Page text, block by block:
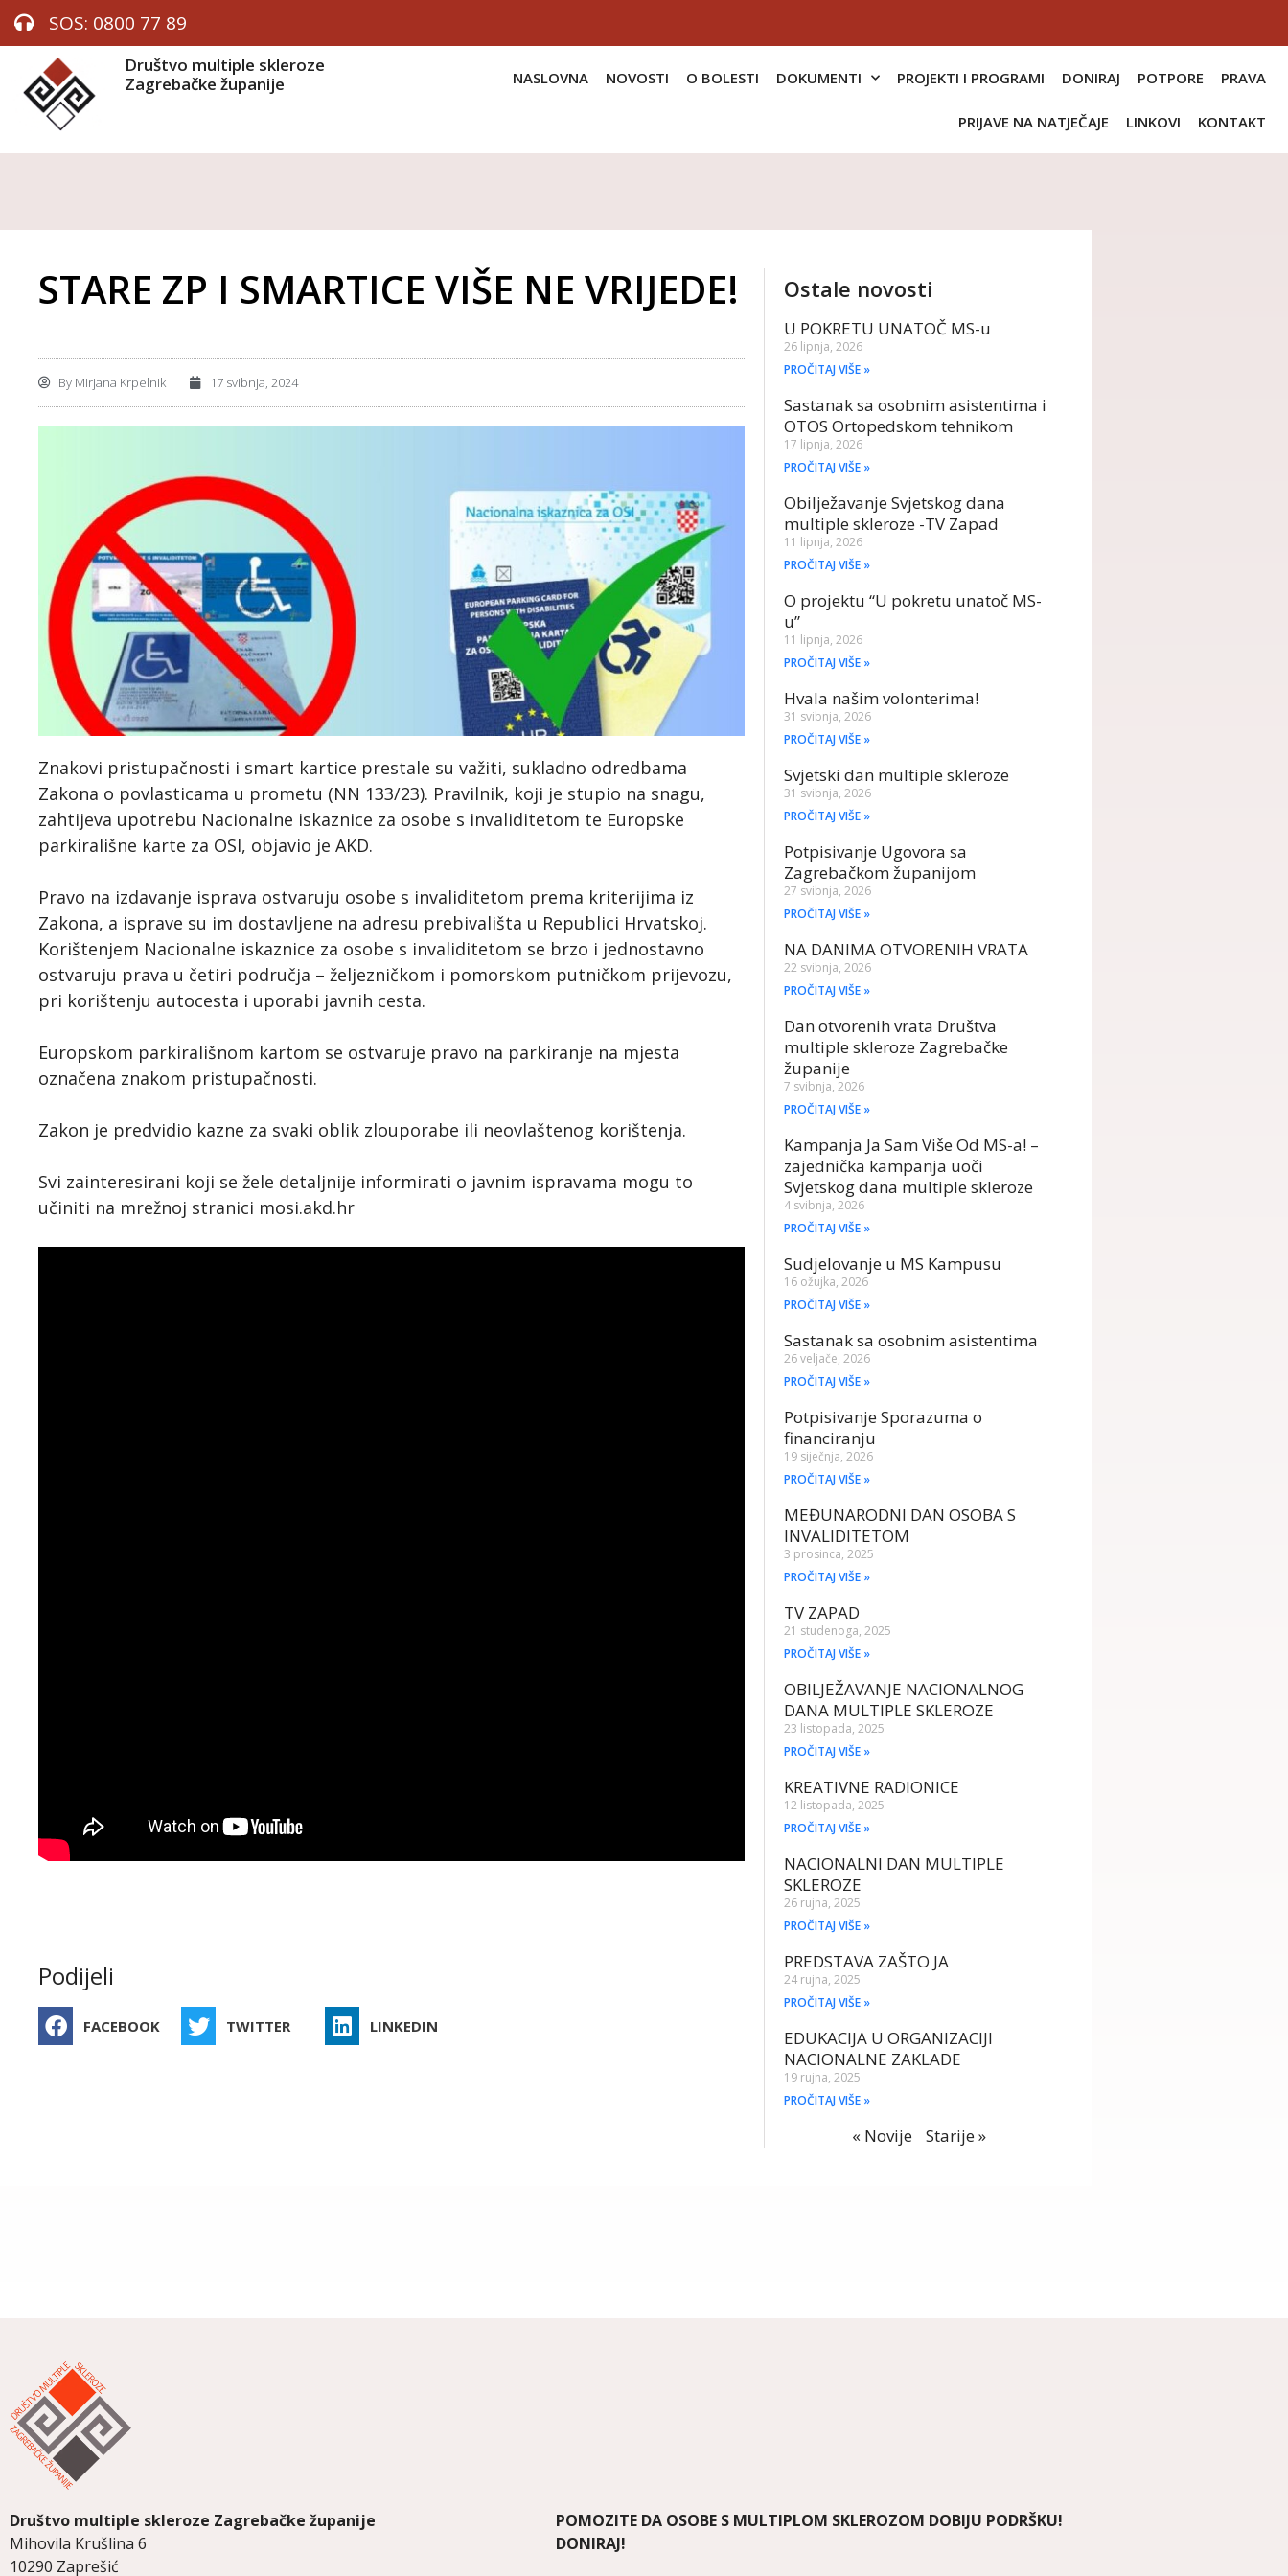
SOS: 0800 77 89
Društvo multiple skleroze
Zagrebačke županije
NASLOVNA NOVOSTI O BOLESTI DOKUMENTI PROJEKTI I PROGRAMI DONIRAJ POTPORE PRAVA
PRIJAVE NA NATJEČAJE LINKOVI KONTAKT
STARE ZP I SMARTICE VIŠE NE VRIJEDE!
By Mirjana Krpelnik 17 svibnja, 2024
Znakovi pristupačnosti i smart kartice prestale su važiti, sukladno odredbama
Zakona o povlasticama u prometu (NN 133/23). Pravilnik, koji je stupio na snagu,
zahtijeva upotrebu Nacionalne iskaznice za osobe s invaliditetom te Europske
parkirališne karte za OSI, objavio je AKD.
Pravo na izdavanje isprava ostvaruju osobe s invaliditetom prema kriterijima iz
Zakona, a isprave su im dostavljene na adresu prebivališta u Republici Hrvatskoj.
Korištenjem Nacionalne iskaznice za osobe s invaliditetom se brzo i jednostavno
ostvaruju prava u četiri područja – željezničkom i pomorskom putničkom prijevozu,
pri korištenju autocesta i uporabi javnih cesta.
Europskom parkirališnom kartom se ostvaruje pravo na parkiranje na mjesta
označena znakom pristupačnosti.
Zakon je predvidio kazne za svaki oblik zlouporabe ili neovlaštenog korištenja.
Svi zainteresirani koji se žele detaljnije informirati o javnim ispravama mogu to
učiniti na mrežnoj stranici mosi.akd.hr
Podijeli
FACEBOOK TWITTER LINKEDIN
Ostale novosti
U POKRETU UNATOČ MS-u
26 lipnja, 2026
PROČITAJ VIŠE »
Sastanak sa osobnim asistentima i
OTOS Ortopedskom tehnikom
17 lipnja, 2026
PROČITAJ VIŠE »
Obilježavanje Svjetskog dana
multiple skleroze -TV Zapad
11 lipnja, 2026
PROČITAJ VIŠE »
O projektu “U pokretu unatoč MS-
u”
11 lipnja, 2026
PROČITAJ VIŠE »
Hvala našim volonterima!
31 svibnja, 2026
PROČITAJ VIŠE »
Svjetski dan multiple skleroze
31 svibnja, 2026
PROČITAJ VIŠE »
Potpisivanje Ugovora sa
Zagrebačkom županijom
27 svibnja, 2026
PROČITAJ VIŠE »
NA DANIMA OTVORENIH VRATA
22 svibnja, 2026
PROČITAJ VIŠE »
Dan otvorenih vrata Društva
multiple skleroze Zagrebačke
županije
7 svibnja, 2026
PROČITAJ VIŠE »
Kampanja Ja Sam Više Od MS-a! –
zajednička kampanja uoči
Svjetskog dana multiple skleroze
4 svibnja, 2026
PROČITAJ VIŠE »
Sudjelovanje u MS Kampusu
16 ožujka, 2026
PROČITAJ VIŠE »
Sastanak sa osobnim asistentima
26 veljače, 2026
PROČITAJ VIŠE »
Potpisivanje Sporazuma o
financiranju
19 siječnja, 2026
PROČITAJ VIŠE »
MEĐUNARODNI DAN OSOBA S
INVALIDITETOM
3 prosinca, 2025
PROČITAJ VIŠE »
TV ZAPAD
21 studenoga, 2025
PROČITAJ VIŠE »
OBILJEŽAVANJE NACIONALNOG
DANA MULTIPLE SKLEROZE
23 listopada, 2025
PROČITAJ VIŠE »
KREATIVNE RADIONICE
12 listopada, 2025
PROČITAJ VIŠE »
NACIONALNI DAN MULTIPLE
SKLEROZE
26 rujna, 2025
PROČITAJ VIŠE »
PREDSTAVA ZAŠTO JA
24 rujna, 2025
PROČITAJ VIŠE »
EDUKACIJA U ORGANIZACIJI
NACIONALNE ZAKLADE
19 rujna, 2025
PROČITAJ VIŠE »
« Novije Starije »
Društvo multiple skleroze Zagrebačke županije
Mihovila Krušlina 6
10290 Zaprešić
POMOZITE DA OSOBE S MULTIPLOM SKLEROZOM DOBIJU PODRŠKU!
DONIRAJ!